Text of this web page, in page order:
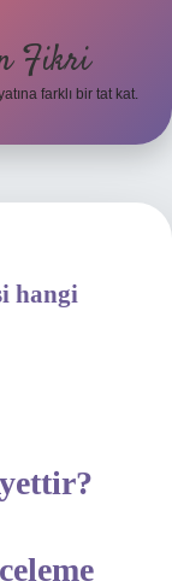
Fikri
farklı bir tat kat.
hangi